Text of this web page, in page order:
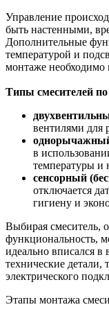
Управление
быть настенными,
Дополнительные
температурой и
монтаже необходимо
Типы смесителей
вентилями для
в
температуры и
сенсорный
отключается
гигиену и
Выбирая смеситель,
функциональность,
идеально вписался в
технические детали,
электрического
Этапы монтажа